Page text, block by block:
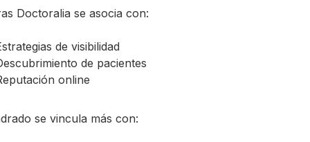
Doctoralia se asocia con:
de visibilidad
de pacientes
online
se vincula más con: